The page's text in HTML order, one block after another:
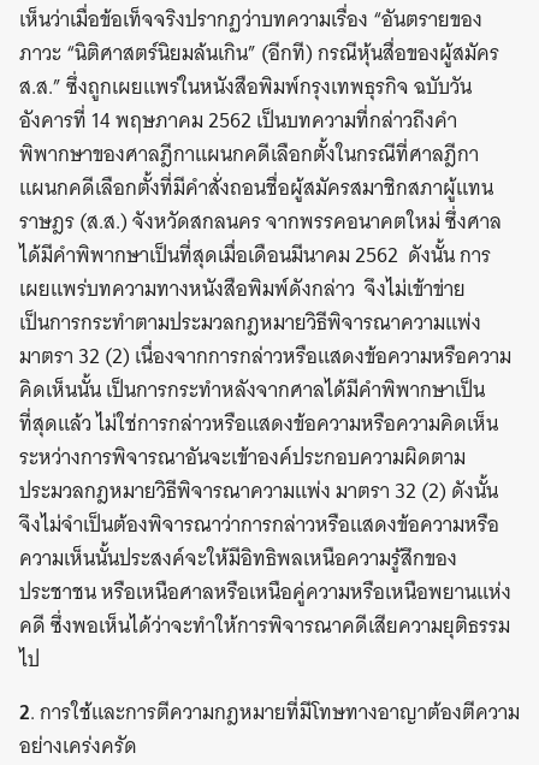
เห็นว่าเมื่อข้อเท็จจริงปรากฏว่าบทความเรื่อง “อันตรายของ
ภาวะ “นิติศาสตร์นิยมล้นเกิน” (อีกที) กรณีหุ้นสื่อของผู้สมัคร
ส.ส.” ซึ่งถูกเผยแพร่ในหนังสือพิมพ์กรุงเทพธุรกิจ ฉบับวัน
อังคารที่ 14 พฤษภาคม 2562 เป็นบทความที่กล่าวถึงคำ
พิพากษาของศาลฎีกาแผนกคดีเลือกตั้งในกรณีที่ศาลฎีกา
แผนกคดีเลือกตั้งที่มีคำสั่งถอนชื่อผู้สมัครสมาชิกสภาผู้แทน
ราษฎร (ส.ส.) จังหวัดสกลนคร จากพรรคอนาคตใหม่ ซึ่งศาล
ได้มีคำพิพากษาเป็นที่สุดเมื่อเดือนมีนาคม 2562 ดังนั้น การ
เผยแพร่บทความทางหนังสือพิมพ์ดังกล่าว จึงไม่เข้าข่าย
เป็นการกระทำตามประมวลกฎหมายวิธีพิจารณาความแพ่ง
มาตรา 32 (2) เนื่องจากการกล่าวหรือแสดงข้อความหรือความ
คิดเห็นนั้น เป็นการกระทำหลังจากศาลได้มีคำพิพากษาเป็น
ที่สุดแล้ว ไม่ใช่การกล่าวหรือแสดงข้อความหรือความคิดเห็น
ระหว่างการพิจารณาอันจะเข้าองค์ประกอบความผิดตาม
ประมวลกฎหมายวิธีพิจารณาความแพ่ง มาตรา 32 (2) ดังนั้น
จึงไม่จำเป็นต้องพิจารณาว่าการกล่าวหรือแสดงข้อความหรือ
ความเห็นนั้นประสงค์จะให้มีอิทธิพลเหนือความรู้สึกของ
ประชาชน หรือเหนือศาลหรือเหนือคู่ความหรือเหนือพยานแห่ง
คดี ซึ่งพอเห็นได้ว่าจะทำให้การพิจารณาคดีเสียความยุติธรรม
ไป
2. การใช้และการตีความกฎหมายที่มีโทษทางอาญาต้องตีความ
อย่างเคร่งครัด